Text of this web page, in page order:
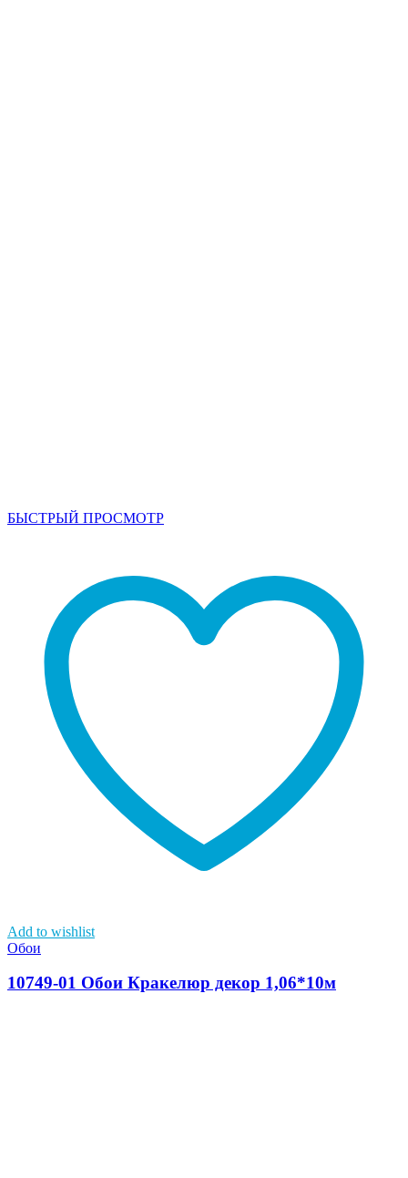
БЫСТРЫЙ ПРОСМОТР
Add to wishlist
Обои
10749-01 Обои Кракелюр декор 1,06*10м